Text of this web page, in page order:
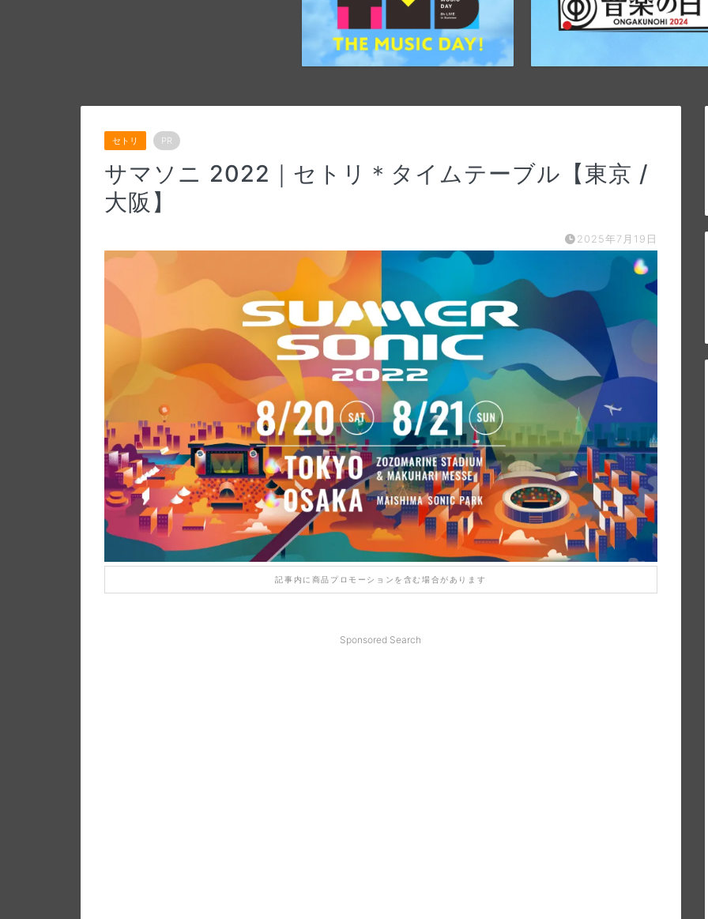
セトリ PR
サマソニ 2022｜セトリ＊タイムテーブル【東京 /
大阪】
2025年7月19日
記事内に商品プロモーションを含む場合があります
Sponsored Search